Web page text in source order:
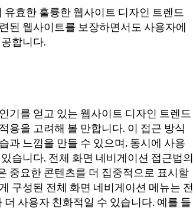
효한 훌륭한 웹사이트 디자인 트렌드
된 웹사이트를 보장하면서도 사용자에
합니다.
기를 얻고 있는 웹사이트 디자인 트렌드
용을 고려해 볼 만합니다. 이 접근 방식
과 느낌을 만들 수 있으며, 동시에 사용
습니다. 전체 화면 네비게이션 접근법의
중요한 콘텐츠를 더 집중적으로 표시할
구성된 전체 화면 네비게이션 메뉴는 전
사용자 친화적일 수 있습니다. 예를 들